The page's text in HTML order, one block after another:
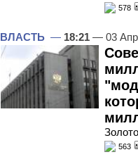
578
ВЛАСТЬ — 18:21 — 03
563